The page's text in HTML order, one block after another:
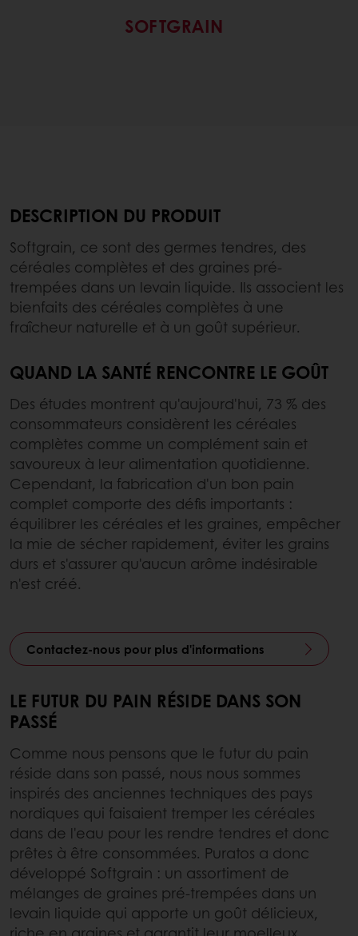
SOFTGRAIN
DESCRIPTION DU PRODUIT
Softgrain, ce sont des germes tendres, des
céréales complètes et des graines pré-
trempées dans un levain liquide. Ils associent les
bienfaits des céréales complètes à une
fraîcheur naturelle et à un goût supérieur.
QUAND LA SANTÉ RENCONTRE LE GOÛT
Des études montrent qu'aujourd'hui, 73 % des
consommateurs considèrent les céréales
complètes comme un complément sain et
savoureux à leur alimentation quotidienne.
Cependant, la fabrication d'un bon pain
complet comporte des défis importants :
équilibrer les céréales et les graines, empêcher
la mie de sécher rapidement, éviter les grains
durs et s'assurer qu'aucun arôme indésirable
n'est créé.
Contactez-nous pour plus d'informations
LE FUTUR DU PAIN RÉSIDE DANS SON
PASSÉ
Comme nous pensons que le futur du pain
réside dans son passé, nous nous sommes
inspirés des anciennes techniques des pays
nordiques qui faisaient tremper les céréales
dans de l'eau pour les rendre tendres et donc
prêtes à être consommées. Puratos a donc
développé Softgrain : un assortiment de
mélanges de graines pré-trempées dans un
levain liquide qui apporte un goût délicieux,